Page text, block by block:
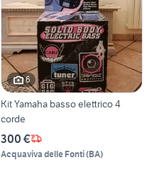
6
Kit Yamaha basso elettrico 4
corde
300 €
Acquaviva delle Fonti(BA)